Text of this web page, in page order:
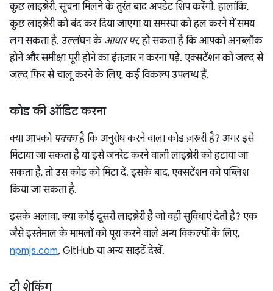
कुछ लाइब्रेरी, सूचना मिलने के तुरंत बाद अपडेट शिप करेंगी. हालांकि,
कुछ लाइब्रेरी को बंद कर दिया जाएगा या समस्या को हल करने में समय
लग सकता है. उल्लंघन के आधार पर, हो सकता है कि आपको अनब्लॉक
होने और समीक्षा पूरी होने का इंतज़ार न करना पड़े. एक्सटेंशन को जल्द से
जल्द फिर से चालू करने के लिए, कई विकल्प उपलब्ध हैं.
कोड की ऑडिट करना
क्या आपको पक्काहै कि अनुरोध करने वाला कोड ज़रूरी है? अगर इसे
मिटाया जा सकता है या इसे जनरेट करने वाली लाइब्रेरी को हटाया जा
सकता है, तो उस कोड को मिटा दें. इसके बाद, एक्सटेंशन को पब्लिश
किया जा सकता है.
इसके अलावा, क्या कोई दूसरी लाइब्रेरी है जो वही सुविधाएं देती है? एक
जैसे इस्तेमाल के मामलों को पूरा करने वाले अन्य विकल्पों के लिए,
npmjs.com, GitHub या अन्य साइटें देखें.
ट्री शेकिंग